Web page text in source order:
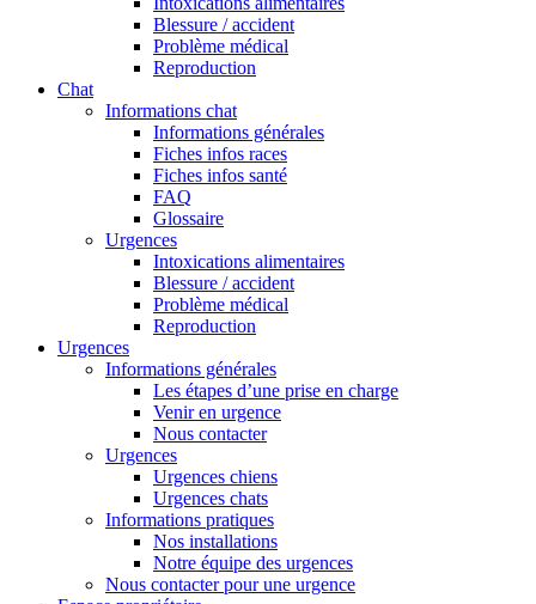
Blessure / accident
Problème médical
Reproduction
Chat
Informations chat
Informations générales
Fiches infos races
Fiches infos santé
FAQ
Glossaire
Urgences
Intoxications alimentaires
Blessure / accident
Problème médical
Reproduction
Urgences
Informations générales
Les étapes d’une prise en charge
Venir en urgence
Nous contacter
Urgences
Urgences chiens
Urgences chats
Informations pratiques
Nos installations
Notre équipe des urgences
Nous contacter pour une urgence